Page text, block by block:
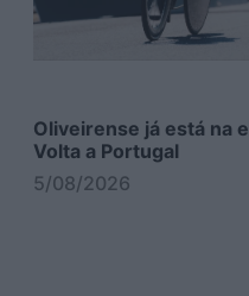
Oliveirense já está na
Volta a Portugal
5/08/2026